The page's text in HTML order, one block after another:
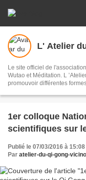
L' Atelier
Le site officiel de
Wutao et Méditation. L
promouvoir différentes
le Wutao art corporel par
1er colloque
scientifiques sur
Publié le 07/03/2016 à 15:08
Par atelier-du-qi-gong-